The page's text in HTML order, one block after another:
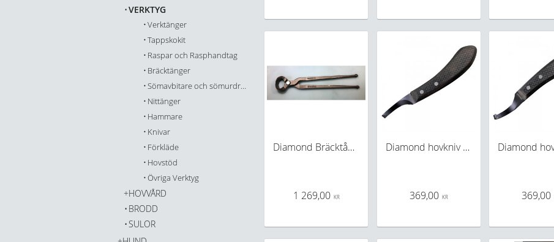
Diamond Bräcktång SP12
1 269,00 KR
Diamond hovkniv drop blade höger
369,00 KR 369,00
VERKTYG
Verktänger
Tappskokit
Raspar och Rasphandtag
Bräcktänger
Sömavbitare och sömurdragare
Nittänger
Hammare
Knivar
Förkläde
Hovstöd
Övriga Verktyg
HOVVÅRD
BRODD
SULOR